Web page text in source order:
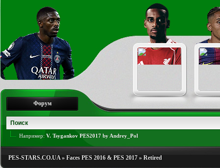
Форум
Например: V. Tsygankov PES2017 by Andrey_Pol
PES-STARS.CO.UA» Faces PES 2016 & PES 2017 » Retired